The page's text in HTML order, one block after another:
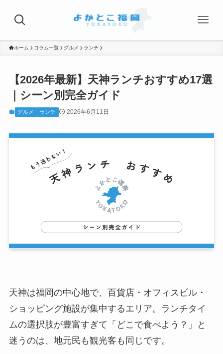
ホーム コラム一覧 グルメ ランチ
【2026年最新】天神ランチおすすめ17選
｜シーン別完全ガイド
グルメ ランチ 2026年6月11日
天神は福岡の中心地で、百貨店・オフィスビル・
ショッピング施設が集中するエリア。ランチタイ
ムの選択肢が豊富すぎて「どこで食べよう？」と
迷うのは、地元民も観光客も同じです。